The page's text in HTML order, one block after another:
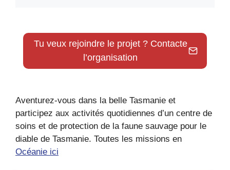
Tu veux rejoindre le projet ? Contacte
l’organisation
Aventurez-vous dans la belle Tasmanie et
participez aux activités quotidiennes d’un centre de
soins et de protection de la faune sauvage pour le
diable de Tasmanie. Toutes les missions en
Océanie ici